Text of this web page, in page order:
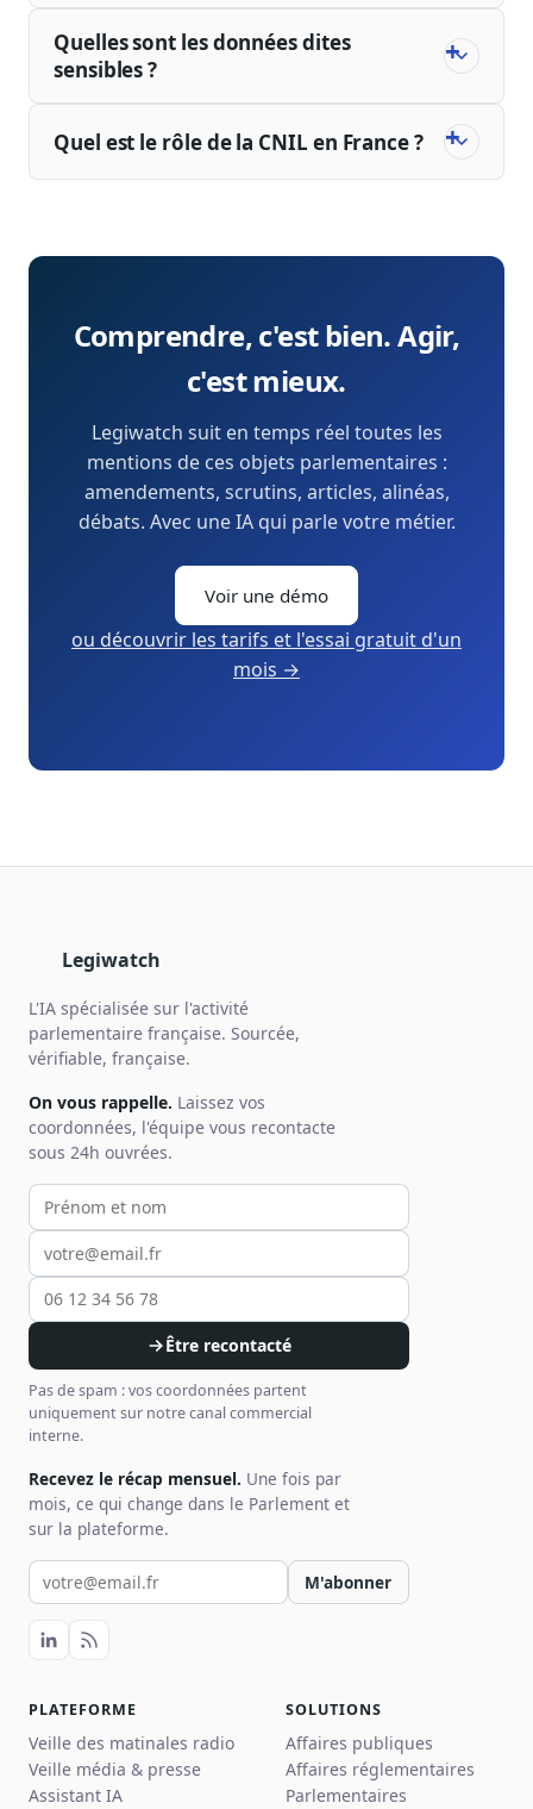
Quelles sont les données dites
sensibles ?
Quel est le rôle de la CNIL en France ?
Comprendre, c'est bien. Agir,
c'est mieux.
Legiwatch suit en temps réel toutes les
mentions de ces objets parlementaires :
amendements, scrutins, articles, alinéas,
débats. Avec une IA qui parle votre métier.
Voir une démo
ou découvrir les tarifs et l'essai gratuit d'un
mois →
Legiwatch
L'IA spécialisée sur l'activité
parlementaire française. Sourcée,
vérifiable, française.
On vous rappelle. Laissez vos
coordonnées, l'équipe vous recontacte
sous 24h ouvrées.
Votre prénom et nom
Votre email
Votre téléphone
Être recontacté
Pas de spam : vos coordonnées partent
uniquement sur notre canal commercial
interne.
Recevez le récap mensuel. Une fois par
mois, ce qui change dans le Parlement et
sur la plateforme.
Votre email pour la newsletter
M'abonner
PLATEFORME
Veille des matinales radio
Veille média & presse
Assistant IA
SOLUTIONS
Affaires publiques
Affaires réglementaires
Parlementaires